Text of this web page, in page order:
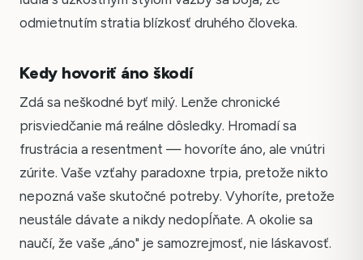
odmietnutím stratia blízkosť druhého človeka.
Kedy hovoriť áno škodí
Zdá sa neškodné byť milý. Lenže chronické
prisviedčanie má reálne dôsledky. Hromadí sa
frustrácia a resentment — hovoríte áno, ale vnútri
zúrite. Vaše vzťahy paradoxne trpia, pretože nikto
nepozná vaše skutočné potreby. Vyhoríte, pretože
neustále dávate a nikdy nedopĺňate. A okolie sa
naučí, že vaše „áno" je samozrejmosť, nie láskavosť.